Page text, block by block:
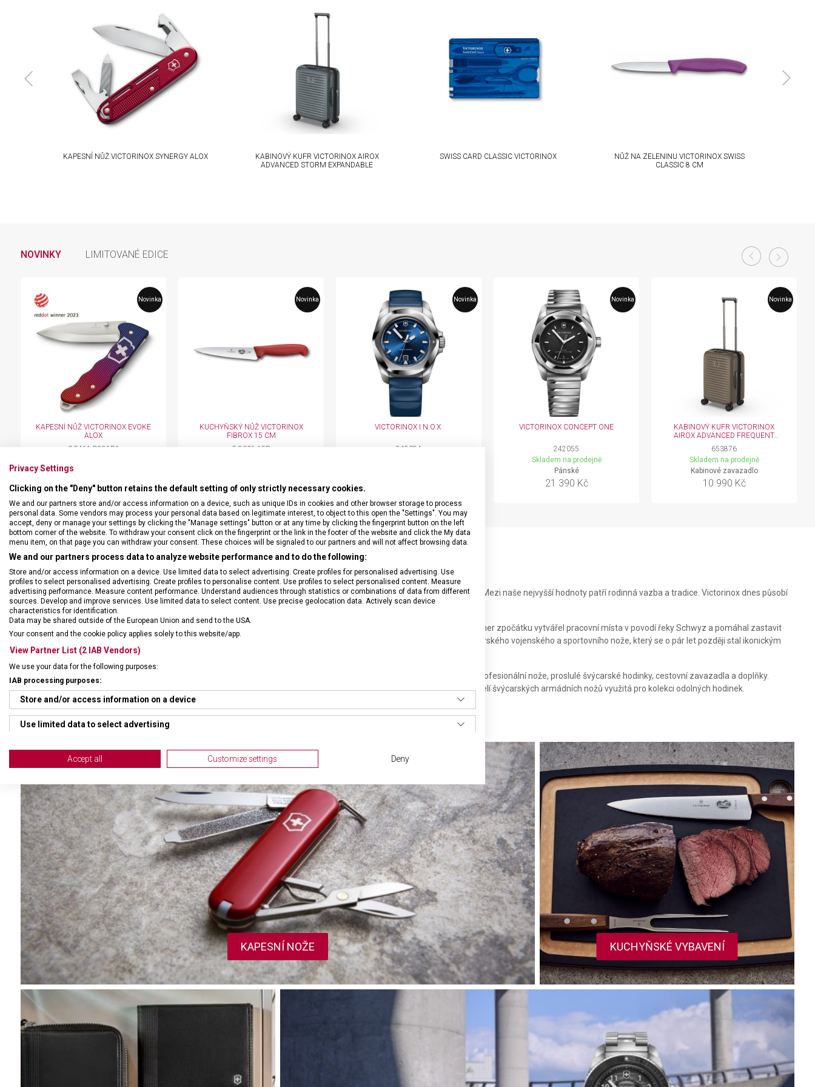
KAPESNÍ NŮŽ VICTORINOX SYNERGY ALOX
KABINOVÝ KUFR VICTORINOX AIROX
ADVANCED STORM EXPANDABLE
SWISS CARD CLASSIC VICTORINOX
NŮŽ NA ZELENINU VICTORINOX SWISS
CLASSIC 8 CM
NOVINKY LIMITOVANÉ EDICE
Novinka
KAPESNÍ NŮŽ VICTORINOX EVOKE
ALOX
0.9411.D221B1
2 649 Kč
Novinka
KUCHYŇSKÝ NŮŽ VICTORINOX
FIBROX 15 CM
5.2001.15B
669 Kč
Novinka
VICTORINOX I.N.O.X.
242084
Novinka
VICTORINOX CONCEPT ONE
242055
Skladem na prodejně
Pánské
21 390 Kč
Novinka
KABINOVÝ KUFR VICTORINOX
AIROX ADVANCED FREQUENT
FLYER EXPANDABLE
653876
Skladem na prodejně
Kabinové zavazadlo
10 990 Kč
O ZNAČCE VICTORINOX
Dlouholeté dědictví, spojení švýcarské přesnosti a důraz na kvalitu a neustálé inovace – to jsou základní pilíře naší značky. Mezi naše nejvyšší hodnoty patří rodinná vazba a tradice. Victorinox dnes působí
po celém světě.
V roce 1884 otevřel Karl Elsener svou dílnu v Ibach-Schwyz. V té době patřilo Švýcarsko k chudším zemím Evropy. Karl Elsener zpočátku vytvářel pracovní místa v povodí řeky Schwyz a pomáhal zastavit
emigraci obyvatel. V roce 1891 vyrobil první vojenský nůž pro švýcarskou armádu. Od roku 1897 pokračoval ve vývoji švýcarského vojenského a sportovního nože, který se o pár let později stal ikonickým
švýcarským armádním nožem. Tímto úspěchem položil základní kámen pro světoznámou prosperující společností.
Dnes je Victorinox společností nabízející pět kategorií kvalitních švýcarských výrobků: švýcarské armádní nože, domácí a profesionální nože, proslulé švýcarské hodinky, cestovní zavazadla a doplňky.
Legendární švýcarský armádní nůž má průkopnickou úlohu ve vývoji všech kategorií výrobků – například kvalitní ocel z čepelí švýcarských armádních nožů využitá pro kolekci odolných hodinek.
VÍCE INFORMACÍ
KAPESNÍ NOŽE KUCHYŇSKÉ VYBAVENÍ
Privacy Settings
Clicking on the "Deny" button retains the default setting of only strictly necessary cookies.
We and our partners store and/or access information on a device, such as unique IDs in cookies and other browser storage to process
personal data. Some vendors may process your personal data based on legitimate interest, to object to this open the "Settings". You may
accept, deny or manage your settings by clicking the "Manage settings" button or at any time by clicking the fingerprint button on the left
bottom corner of the website. To withdraw your consent click on the fingerprint or the link in the footer of the website and click the My data
menu item, on that page you can withdraw your consent. These choices will be signaled to our partners and will not affect browsing data.
We and our partners process data to analyze website performance and to do the following:
Store and/or access information on a device. Use limited data to select advertising. Create profiles for personalised advertising. Use
profiles to select personalised advertising. Create profiles to personalise content. Use profiles to select personalised content. Measure
advertising performance. Measure content performance. Understand audiences through statistics or combinations of data from different
sources. Develop and improve services. Use limited data to select content. Use precise geolocation data. Actively scan device
characteristics for identification.
Data may be shared outside of the European Union and send to the USA.
Your consent and the cookie policy applies solely to this website/app.
View Partner List (2 IAB Vendors)
We use your data for the following purposes:
IAB processing purposes:
Store and/or access information on a device
Use limited data to select advertising
Create profiles for personalised advertising
Create profiles to personalise content
Use profiles to select personalised content
Measure advertising performance
Measure content performance
Understand audiences through statistics or combinations of data from different sources
Develop and improve services
Use limited data to select content
IAB Special Features:
Use precise geolocation data
Identify devices based on information actively requested
Non-IAB processing purposes:
Accept all Customize settings Deny